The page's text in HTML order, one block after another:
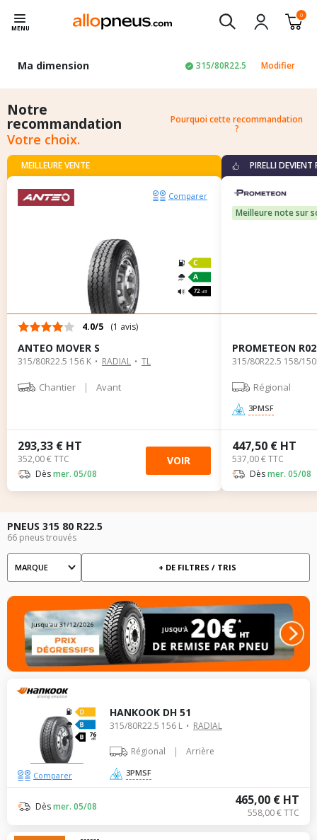
MENU
0
Ma dimension 315/80R22.5 Modifier
Notre
recommandation
Votre choix.
Pourquoi cette recommandation
?
MEILLEURE VENTE
Comparer
72 dB
4.0/5 (1 avis)
ANTEO MOVER S
315/80R22.5 156 K RADIAL TL
Chantier | Avant
293,33 € HT
352,00 € TTC
Dèsmer. 05/08
VOIR
PIRELLI
Meilleure note sur
PROMETEON
315/80R22.5 158/
Régional
3PMSF
447,50 € HT
537,00 € TTC
Dèsmer. 05/08
PNEUS 315 80 R22.5
66 pneus trouvés
MARQUE + DE FILTRES / TRIS
Marque
76
dB
HANKOOK DH 51
315/80R22.5 156 L RADIAL
Régional | Arrière
3PMSF
465,00 € HT
558,00 € TTC
Dèsmer. 05/08
Comparer